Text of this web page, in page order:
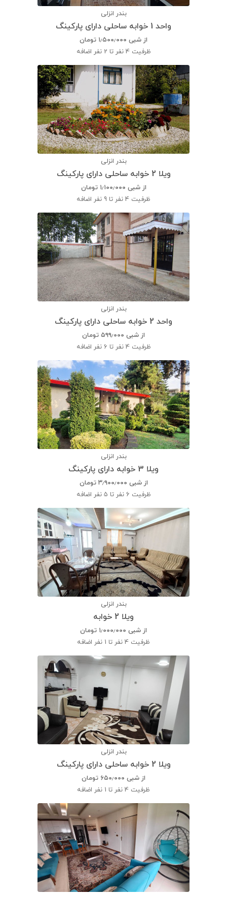
بندر انزلی
واحد 1 خوابه ساحلی دارای پارکینگ
از شبی ۱٫۵۰۰٫۰۰۰ تومان
ظرفیت 4 نفر تا 2 نفر اضافه
بندر انزلی
ویلا 2 خوابه ساحلی دارای پارکینگ
از شبی ۱٫۱۰۰٫۰۰۰ تومان
ظرفیت 4 نفر تا 9 نفر اضافه
بندر انزلی
واحد 2 خوابه ساحلی دارای پارکینگ
از شبی ۵۹۹٫۰۰۰ تومان
ظرفیت 4 نفر تا 6 نفر اضافه
بندر انزلی
ویلا 3 خوابه دارای پارکینگ
از شبی ۳٫۹۰۰٫۰۰۰ تومان
ظرفیت 6 نفر تا 5 نفر اضافه
بندر انزلی
ویلا 2 خوابه
از شبی ۱٫۰۰۰٫۰۰۰ تومان
ظرفیت 4 نفر تا 1 نفر اضافه
بندر انزلی
ویلا 2 خوابه ساحلی دارای پارکینگ
از شبی ۶۵۰٫۰۰۰ تومان
ظرفیت 4 نفر تا 1 نفر اضافه